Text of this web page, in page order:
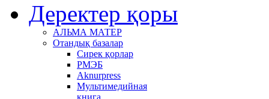
Деректер қоры
АЛЬМА МАТЕР
Отандық базалар
Сирек қорлар
РМЭБ
Аknurpress
Мультимедийная
книга